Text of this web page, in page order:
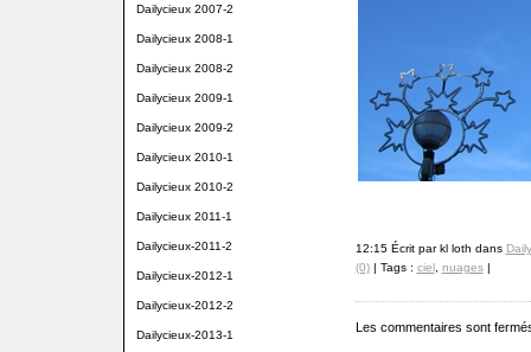
Dailycieux 2007-2
Dailycieux 2008-1
Dailycieux 2008-2
Dailycieux 2009-1
Dailycieux 2009-2
Dailycieux 2010-1
Dailycieux 2010-2
Dailycieux 2011-1
Dailycieux-2011-2
Dailycieux-2012-1
Dailycieux-2012-2
Dailycieux-2013-1
12:15 Écrit par kl loth dans
(0)| Tags : ciel , nuages|
Les commentaires sont